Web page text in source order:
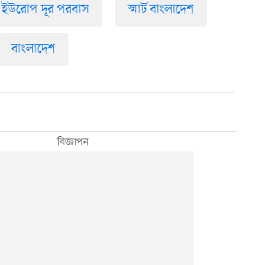
ইউরোপ দূর পরবাস স্মার্ট বাংলাদেশ
বাংলাদেশ